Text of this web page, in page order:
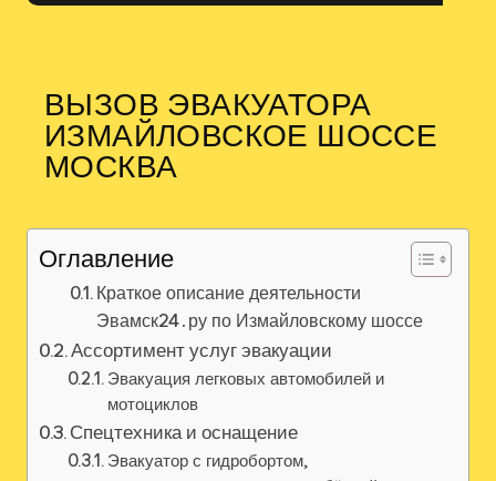
ВЫЗОВ ЭВАКУАТОРА
ИЗМАЙЛОВСКОЕ ШОССЕ
МОСКВА
Оглавление
Краткое описание деятельности
Эвамск24․ру по Измайловскому шоссе
Ассортимент услуг эвакуации
Эвакуация легковых автомобилей и
мотоциклов
Спецтехника и оснащение
Эвакуатор с гидробортом,